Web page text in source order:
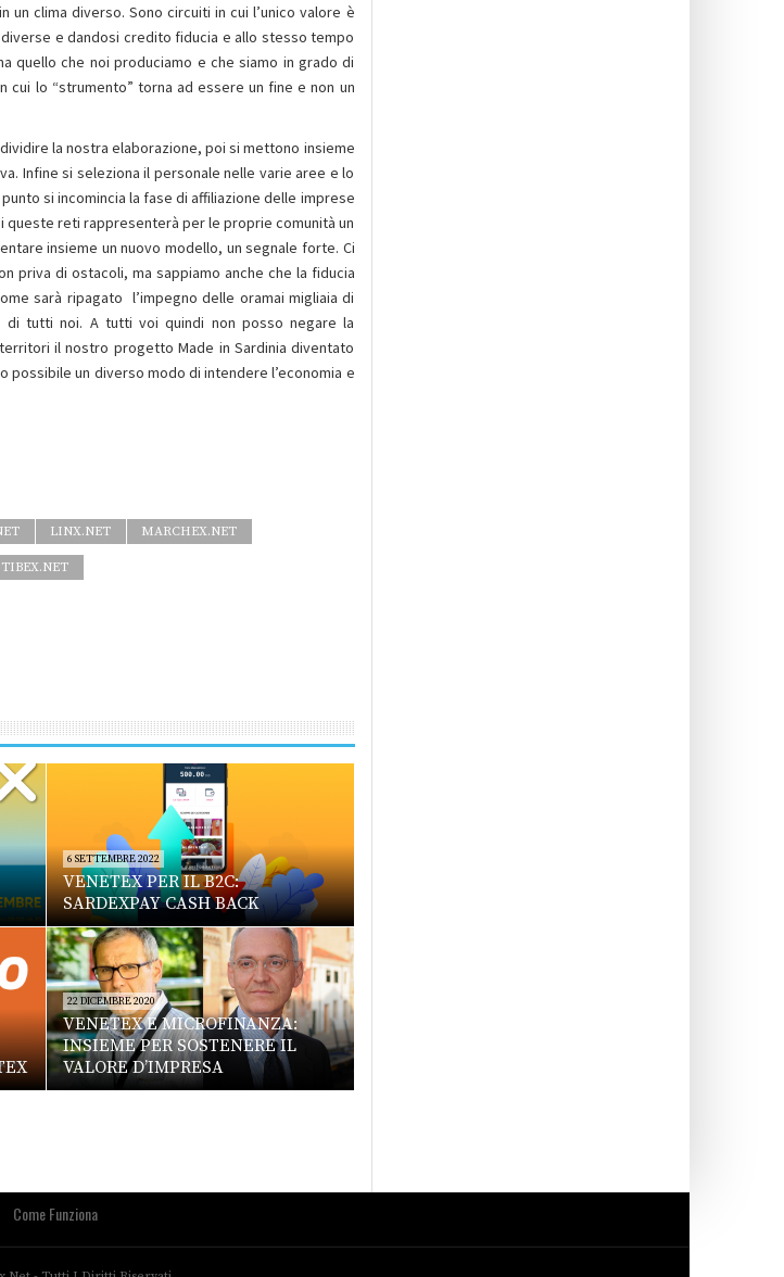
clima diverso. Sono circuiti in cui l’unico valore è
e dandosi credito fiducia e allo stesso tempo
quello che noi produciamo e che siamo in grado di
lo “strumento” torna ad essere un fine e non un
la nostra elaborazione, poi si mettono insieme
Infine si seleziona il personale nelle varie aree e lo
si incomincia la fase di affiliazione delle imprese
reti rappresenterà per le proprie comunità un
insieme un nuovo modello, un segnale forte. Ci
priva di ostacoli, ma sappiamo anche che la fiducia
sarà ripagato l’impegno delle oramai migliaia di
tutti noi. A tutti voi quindi non posso negare la
il nostro progetto Made in Sardinia diventato
un diverso modo di intendere l’economia e
LINX.NET MARCHEX.NET
TIBEX.NET
6 SETTEMBRE 2022
VENETEX PER IL B2C:
SARDEXPAY CASH BACK
22 DICEMBRE 2020
VENETEX E MICROFINANZA:
INSIEME PER SOSTENERE IL
VALORE D’IMPRESA
Come Funziona